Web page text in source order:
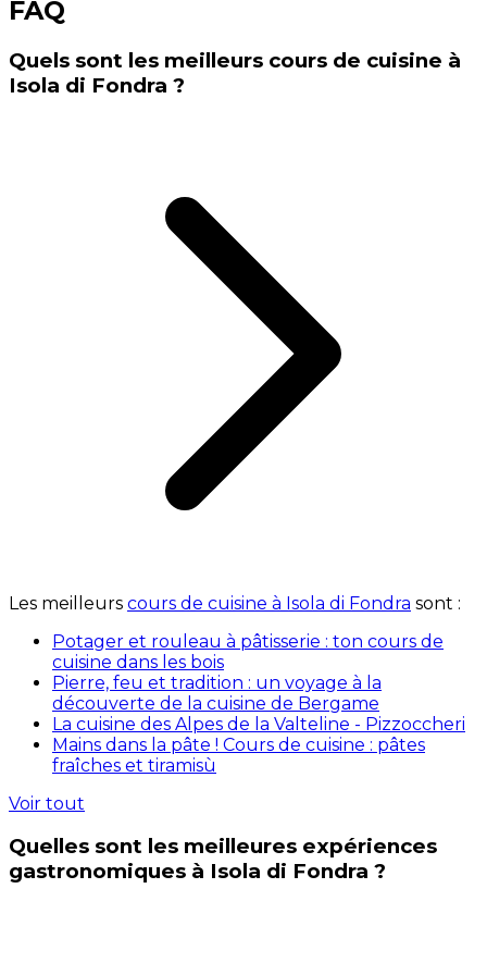
FAQ
Quels sont les meilleurs cours de cuisine à
Isola di Fondra ?
Les meilleurs cours de cuisine à Isola di Fondra sont :
Potager et rouleau à pâtisserie : ton cours de
cuisine dans les bois
Pierre, feu et tradition : un voyage à la
découverte de la cuisine de Bergame
La cuisine des Alpes de la Valteline - Pizzoccheri
Mains dans la pâte ! Cours de cuisine : pâtes
fraîches et tiramisù
Voir tout
Quelles sont les meilleures expériences
gastronomiques à Isola di Fondra ?